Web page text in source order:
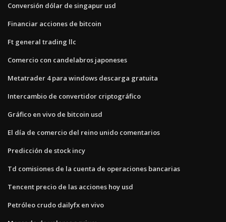
Conversión dólar de singapur usd
Financiar acciones de bitcoin
Ft general trading llc
Comercio con candelabros japoneses
Metatrader 4 para windows descarga gratuita
Intercambio de convertidor criptográfico
Gráfico en vivo de bitcoin usd
El día de comercio del reino unido comentarios
Predicción de stock incy
Td comisiones de la cuenta de operaciones bancarias
Tencent precio de las acciones hoy usd
Petróleo crudo dailyfx en vivo